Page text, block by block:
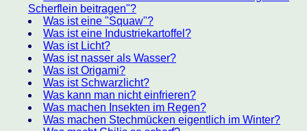
Scherflein beitragen"?
Was ist eine "Squaw"?
Was ist eine Industriekartoffel?
Was ist Licht?
Was ist nasser als Wasser?
Was ist Origami?
Was ist Schwarzlicht?
Was kann man nicht einfrieren?
Was machen Insekten im Regen?
Was machen Stechmücken eigentlich im Winter?